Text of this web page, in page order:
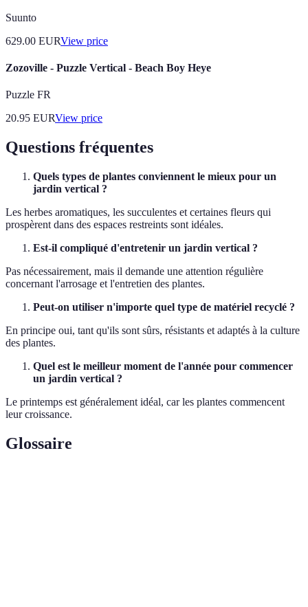
Suunto
629.00 EURView price
Zozoville - Puzzle Vertical - Beach Boy Heye
Puzzle FR
20.95 EURView price
Questions fréquentes
Quels types de plantes conviennent le mieux pour un
jardin vertical ?
Les herbes aromatiques, les succulentes et certaines fleurs qui
prospèrent dans des espaces restreints sont idéales.
Est-il compliqué d'entretenir un jardin vertical ?
Pas nécessairement, mais il demande une attention régulière
concernant l'arrosage et l'entretien des plantes.
Peut-on utiliser n'importe quel type de matériel recyclé ?
En principe oui, tant qu'ils sont sûrs, résistants et adaptés à la culture
des plantes.
Quel est le meilleur moment de l'année pour commencer
un jardin vertical ?
Le printemps est généralement idéal, car les plantes commencent
leur croissance.
Glossaire